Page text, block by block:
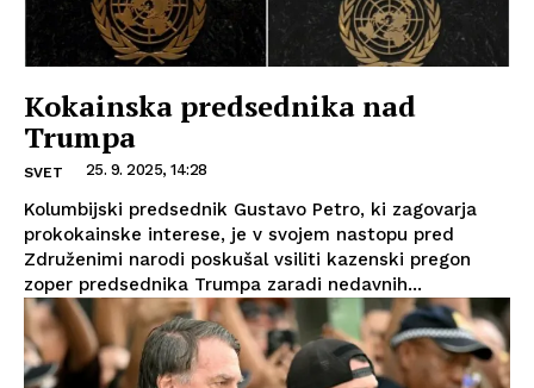
Kokainska predsednika nad
Trumpa
SVET 25. 9. 2025, 14:28
Kolumbijski predsednik Gustavo Petro, ki zagovarja
prokokainske interese, je v svojem nastopu pred
Združenimi narodi poskušal vsiliti kazenski pregon
zoper predsednika Trumpa zaradi nedavnih...